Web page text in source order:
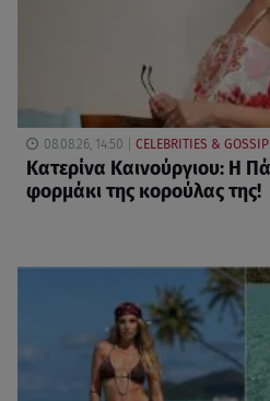
08.08.26, 14:50 CELEBRITIES &
Κατερίνα Καινούργιου: Η
φορμάκι της κορούλας της!